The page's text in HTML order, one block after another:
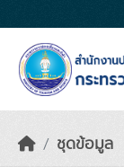
ชุดข้อมูล